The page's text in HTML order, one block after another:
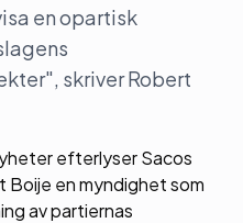
en opartisk
skriver Robert
efterlyser Sacos
Boije en myndighet som
av partiernas